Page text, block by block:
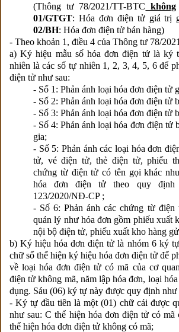
(Thông tư 78/2021/TT-BTC không
01/GTGT: Hóa đơn điện tử giá trị
02/BH: Hóa đơn điện tử bán hàng)
- Theo khoản 1, điều 4 của Thông tư 78/
a) Ký hiệu mẫu số hóa đơn điện tử là ký
nhiên là các số tự nhiên 1, 2, 3, 4, 5, 6 để
điện tử như sau:
- Số 1: Phản ánh loại hóa đơn điện tử
- Số 2: Phản ánh loại hóa đơn điện tử
- Số 3: Phản ánh loại hóa đơn điện tử
- Số 4: Phản ánh loại hóa đơn điện tử
gia;
- Số 5: Phản ánh các loại hóa đơn
tử, vé điện tử, thẻ điện tử, phiếu
chứng từ điện tử có tên gọi khác
hóa đơn điện tử theo quy
123/2020/NĐ-CP ;
- Số 6: Phản ánh các chứng từ
quản lý như hóa đơn gồm phiếu xuất
nội bộ điện tử, phiếu xuất kho hàng
b) Ký hiệu hóa đơn điện tử là nhóm 6 ký
chữ số thể hiện ký hiệu hóa đơn điện tử để
về loại hóa đơn điện tử có mã của cơ
điện tử không mã, năm lập hóa đơn, loại
dụng. Sáu (06) ký tự này được quy định như
- Ký tự đầu tiên là một (01) chữ cái được
như sau: C thể hiện hóa đơn điện tử có mã
thể hiện hóa đơn điện tử không có mã;